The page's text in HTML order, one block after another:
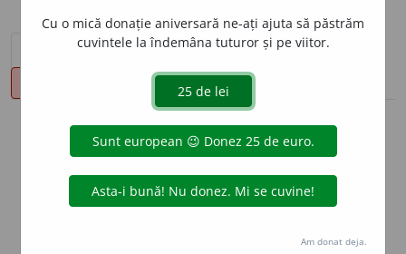
sinteza definițiilor (1) definiții (34)
declinări
info
Aceste definiții sunt compilate de
echipa dexonline. Definițiile
originale se află pe filadefiniții.
Puteți reordona filele pe pagina de
Cu o mică donație aniversară ne-ați ajuta să păstrăm
cuvintele la îndemâna tuturor și pe viitor.
Am donat deja.